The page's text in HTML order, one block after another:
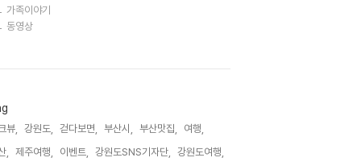
가족이야기
동영상
뷰, 강원도, 걷다보면, 부산시, 부산맛집,
여행,
,
제주여행, 이벤트, 강원도SNS기자단,
강원도여행,